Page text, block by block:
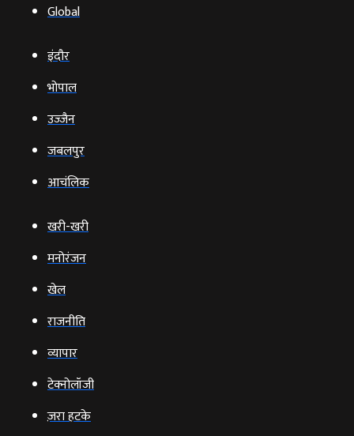
Global
इंदौर
भोपाल
उज्‍जैन
जबलपुर
आचंलिक
खरी-खरी
मनोरंजन
खेल
राजनीति
व्‍यापार
टेक्‍नोलॉजी
ज़रा हटके